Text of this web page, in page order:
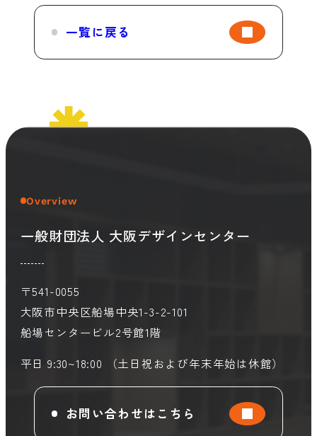
一覧に戻る
Overview
一般財団法人 大阪デザインセンター
〒541-0055
大阪市中央区船場中央1-3-2-101
船場センタービル2号館1階
平日 9:30~18:00 （土日祝および年末年始は休館）
お問い合わせはこちら